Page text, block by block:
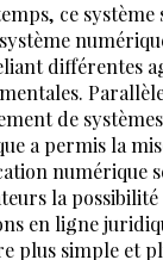
ce système
différentes
de
a permis la
numérique
la possibilité
en ligne
plus simple et